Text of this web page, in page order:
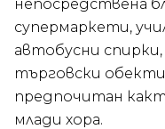
непосредствена
супермаркети,
автобусни спирки,
търговски
предпочитан
млади хора.